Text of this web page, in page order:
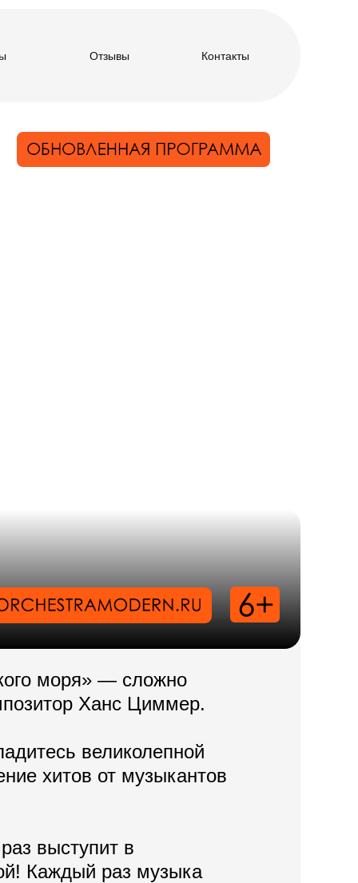
Контакты
Отзывы
моря» — сложно
Ханс Циммер.
великолепной
хитов от музыкантов
выступит в
Каждый раз музыка